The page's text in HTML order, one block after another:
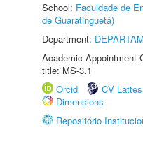
School: Faculdade de
de Guaratinguetá)
Department:
Academic Appointment
title: MS-3.1
Orcid
CV Lattes
Dimensions
Repositório